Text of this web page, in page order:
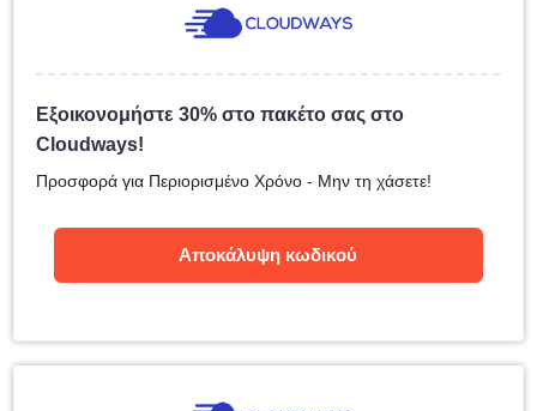
Εξοικονομήστε 30% στο πακέτο σας στο
Cloudways!
Προσφορά για Περιορισμένο Χρόνο - Μην τη χάσετε!
Αποκάλυψη κωδικού